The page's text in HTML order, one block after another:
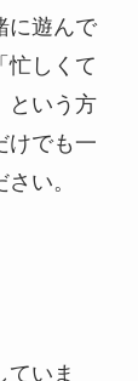
に遊んで
忙しくて
という方
けでも一
い。
ていま